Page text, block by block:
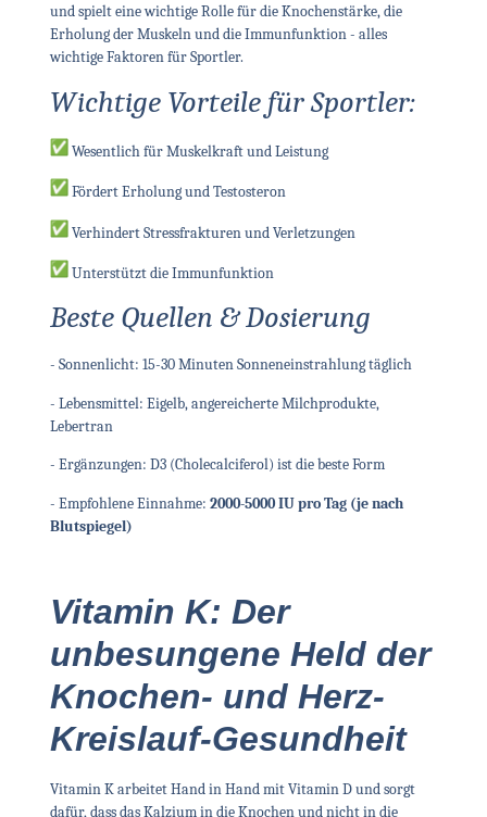
und spielt eine wichtige Rolle für die Knochenstärke, die
Erholung der Muskeln und die Immunfunktion - alles
wichtige Faktoren für Sportler.
Wichtige Vorteile für Sportler:
Wesentlich für Muskelkraft und Leistung
Fördert Erholung und Testosteron
Verhindert Stressfrakturen und Verletzungen
Unterstützt die Immunfunktion
Beste Quellen & Dosierung
- Sonnenlicht: 15-30 Minuten Sonneneinstrahlung täglich
- Lebensmittel: Eigelb, angereicherte Milchprodukte,
Lebertran
- Ergänzungen: D3 (Cholecalciferol) ist die beste Form
- Empfohlene Einnahme: 2000-5000 IU pro Tag (je nach
Blutspiegel)
Vitamin K: Der
unbesungene Held der
Knochen- und Herz-
Kreislauf-Gesundheit
Vitamin K arbeitet Hand in Hand mit Vitamin D und sorgt
dafür, dass das Kalzium in die Knochen und nicht in die